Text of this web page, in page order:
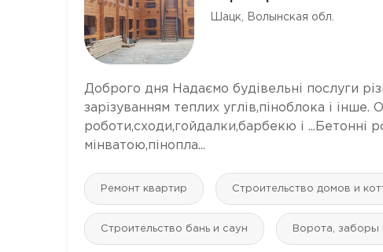
Шацк, Волынская обл.
Доброго дня Надаємо будівельні послуги
зарізуванням теплих углів,піноблока і
роботи,сходи,гойдалки,барбекю і ...Бетонні
мінватою,пінопла...
Ремонт квартир Строительство домов и
Строительство бань и саун Ворота, заборы